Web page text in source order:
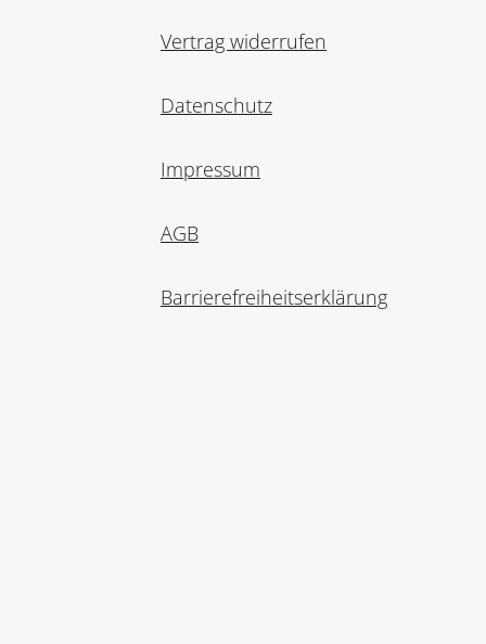
Vertrag widerrufen
Datenschutz
Impressum
AGB
Barrierefreiheitserklärung